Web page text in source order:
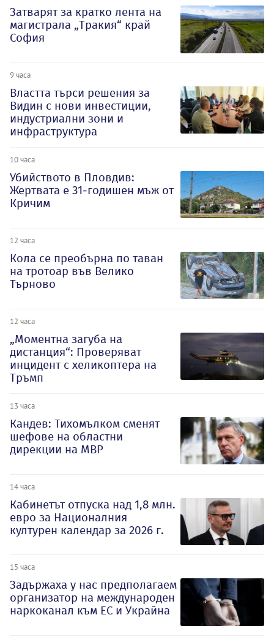
Затварят за кратко лента на
магистрала „Тракия“ край
София
9 часа
Властта търси решения за
Видин с нови инвестиции,
индустриални зони и
инфраструктура
10 часа
Убийството в Пловдив:
Жертвата е 31-годишен мъж от
Кричим
12 часа
Кола се преобърна по таван
на тротоар във Велико
Търново
12 часа
„Моментна загуба на
дистанция“: Проверяват
инцидент с хеликоптера на
Тръмп
13 часа
Кандев: Тихомълком сменят
шефове на областни
дирекции на МВР
14 часа
Кабинетът отпуска над 1,8 млн.
евро за Националния
културен календар за 2026 г.
15 часа
Задържаха у нас предполагаем
организатор на международен
наркоканал към ЕС и Украйна